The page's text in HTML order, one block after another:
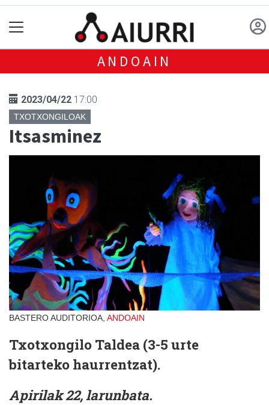
ANDOAIN
2023/04/22 17:00
TXOTXONGILOAK
Itsasminez
BASTERO AUDITORIOA, ANDOAIN
Txotxongilo Taldea (3-5 urte
bitarteko haurrentzat).
Apirilak 22, larunbata.